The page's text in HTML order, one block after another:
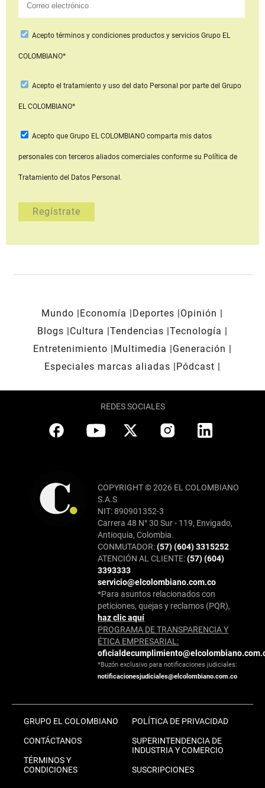
Aceptotérminos y condiciones productos y serviciosGrupo EL
COLOMBIANO*
Acepto el tratamiento y uso del dato Personal por parte del Grupo
EL COLOMBIANO*
Acepto que Grupo EL COLOMBIANOcomparta mis datos
personales con terceros aliados comerciales conforme su Política de
Tratamiento del Datos Personal.
Mundo Economía Deportes
Opinión
Blogs
Cultura Tendencias Tecnología
Entretenimiento
Multimedia
Generación
Especiales marcas aliadas
Pódcast
REDES SOCIALES
COPYRIGHT © 2026 EL COLOMBIANO
S.A.S
NIT: 890901352-3
Carrera 48 N° 30 Sur - 119, Envigado,
Antioquia, Colombia.
CONMUTADOR:(57) (604) 3315252
ATENCIÓN AL CLIENTE:(57) (604)
3393333
servicio@elcolombiano.com.co
*Para asuntos relacionados con
peticiones, quejas y reclamos (PQR),
haz clic aquí
PROGRAMA DE TRANSPARENCIA Y
ÉTICA EMPRESARIAL:
*Buzón exclusivo para notificaciones judiciales:
notificacionesjudiciales@elcolombiano.com.co
GRUPO EL COLOMBIANO
CONTÁCTANOS
TÉRMINOS Y
CONDICIONES
POLÍTICA DE PRIVACIDAD
SUPERINTENDENCIA DE
INDUSTRIA Y COMERCIO
SUSCRIPCIONES